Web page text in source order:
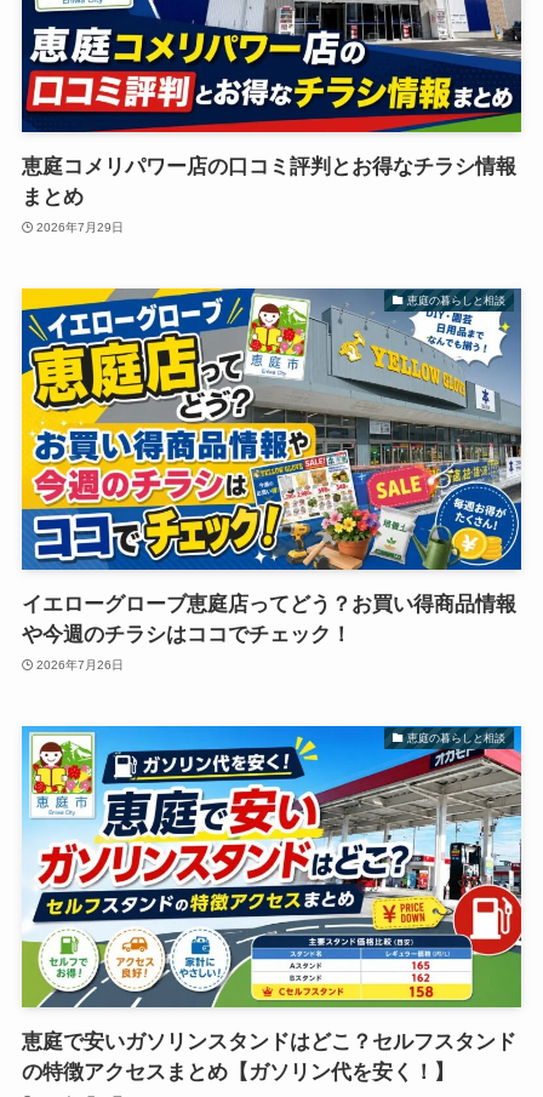
恵庭コメリパワー店の口コミ評判とお得なチラシ情報
まとめ
2026年7月29日
恵庭の暮らしと相談
イエローグローブ恵庭店ってどう？お買い得商品情報
や今週のチラシはココでチェック！
2026年7月26日
恵庭の暮らしと相談
恵庭で安いガソリンスタンドはどこ？セルフスタンド
の特徴アクセスまとめ【ガソリン代を安く！】